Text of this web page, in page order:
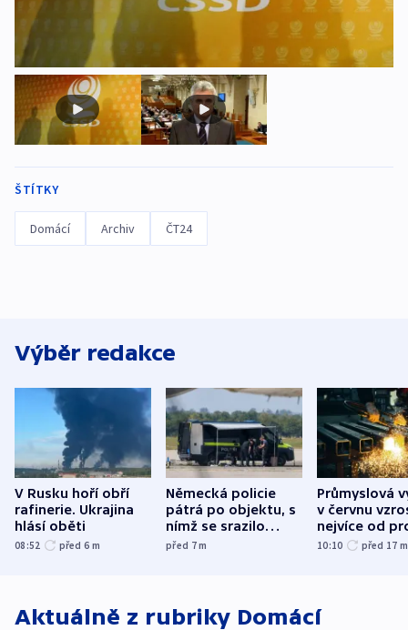
ŠTÍTKY
Domácí Archiv ČT24
Výběr redakce
V Rusku hoří obří
rafinerie. Ukrajina
hlásí oběti
08:52 před 6 m
Německá policie
pátrá po objektu, s
nímž se srazilo
letadlo u lipského
před 7m
Průmyslová
v červnu
nejvíce od
10:10 před 17 m
Aktuálně z rubriky Domácí